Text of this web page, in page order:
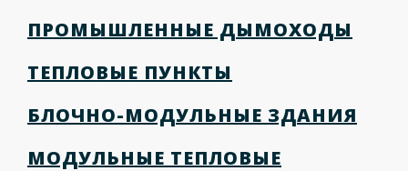
ПРОМЫШЛЕННЫЕ ДЫМОХОДЫ
ТЕПЛОВЫЕ ПУНКТЫ
БЛОЧНО-МОДУЛЬНЫЕ ЗДАНИЯ
МОДУЛЬНЫЕ ТЕПЛОВЫЕ